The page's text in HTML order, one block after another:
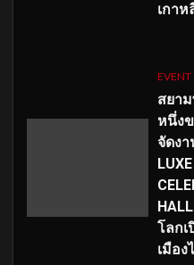
เกาห
EVENT
สยา
หนึ่งข
จัดงา
โลก
เมือง